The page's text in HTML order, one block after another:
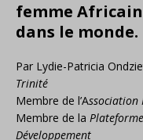
femme
dans le monde.
Par Lydie-Patricia
Trinité
Membre de l’Association
Membre de la
Développement